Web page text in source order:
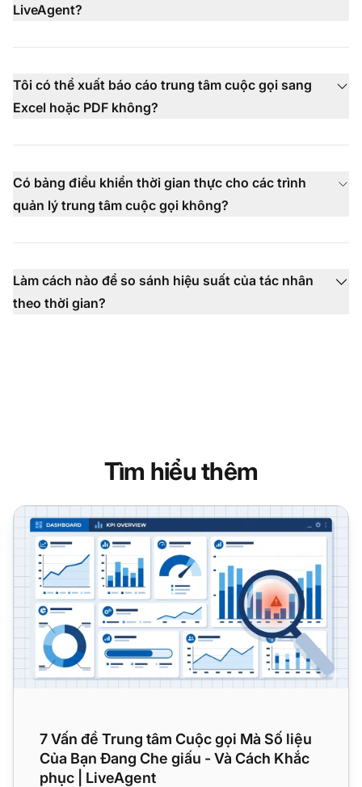
LiveAgent?
Tôi có thể xuất báo cáo trung tâm cuộc gọi sang
Excel hoặc PDF không?
Có bảng điều khiển thời gian thực cho các trình
quản lý trung tâm cuộc gọi không?
Làm cách nào để so sánh hiệu suất của tác nhân
theo thời gian?
Tìm hiểu thêm
7 Vấn đề Trung tâm Cuộc gọi Mà Số liệu Của Bạn Đang
7 Vấn đề Trung tâm Cuộc gọi Mà Số liệu
Của Bạn Đang Che giấu - Và Cách Khắc
phục | LiveAgent